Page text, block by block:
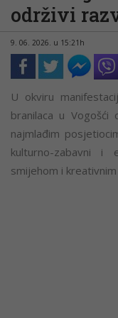
održivi
9. 06. 2026. u 15:21h
U okviru
branilaca u
najmlađim
kulturno-zabavni i
smijehom i